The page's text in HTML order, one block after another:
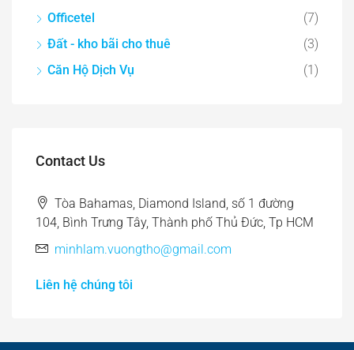
Officetel
(7)
Đất - kho bãi cho thuê
(3)
Căn Hộ Dịch Vụ
(1)
Contact Us
Tòa Bahamas, Diamond Island, số 1 đường
104, Bình Trưng Tây, Thành phố Thủ Đức, Tp HCM
minhlam.vuongtho@gmail.com
Liên hệ chúng tôi